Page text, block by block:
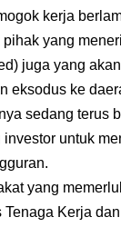
kerja
pihak yang
juga yang
eksodus ke
sedang terus
untuk
yang
Kerja